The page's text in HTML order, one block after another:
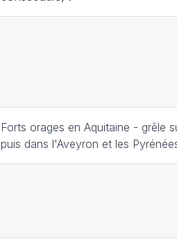
Forts orages en Aquitaine - grêle
puis dans l'Aveyron et les